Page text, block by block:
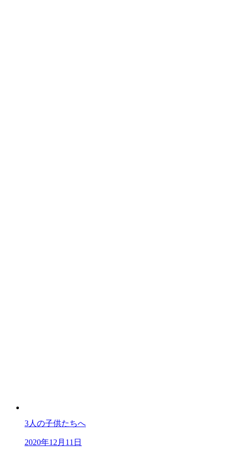
3人の子供たちへ
2020年12月11日